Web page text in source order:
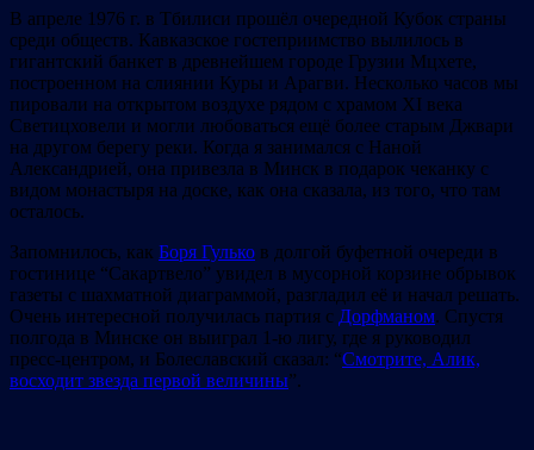
В апреле 1976 г. в Тбилиси прошёл очередной Кубок страны
среди обществ. Кавказское гостеприимство вылилось в
гигантский банкет в древнейшем городе Грузии Мцхете,
построенном на слиянии Куры и Арагви. Несколько часов мы
пировали на открытом воздухе рядом с храмом XI века
Светицховели и могли любоваться ещё более старым Джвари
на другом берегу реки. Когда я занимался с Наной
Александрией, она привезла в Минск в подарок чеканку с
видом монастыря на доске, как она сказала, из того, что там
осталось.
Запомнилось, как Боря Гулько в долгой буфетной очереди в
гостинице “Сакартвело” увидел в мусорной корзине обрывок
газеты с шахматной диаграммой, разгладил её и начал решать.
Очень интересной получилась партия с Дорфманом. Спустя
полгода в Минске он выиграл 1-ю лигу, где я руководил
пресс-центром, и Болеславский сказал: “Смотрите, Алик,
восходит звезда первой величины”.